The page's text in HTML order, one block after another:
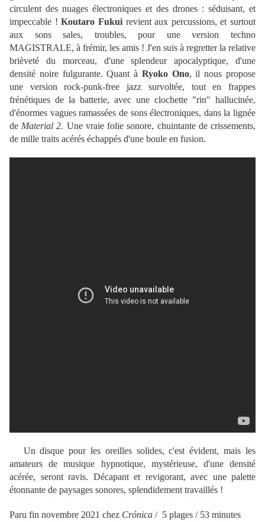
circulent des nuages électroniques et des drones : séduisant, et
impeccable !Koutaro Fukuirevient aux percussions, et surtout
aux sons sales, troubles, pour une version techno
MAGISTRALE, à frémir, les amis ! J'en suis à regretter la relative
brièveté du morceau, d'une splendeur apocalyptique, d'une
densité noire fulgurante. Quant à Ryoko Ono, il nous propose
une version rock-punk-free jazz survoltée, tout en frappes
frénétiques de la batterie, avec une clochette "rin" hallucinée,
d'énormes vagues ramassées de sons électroniques, dans la lignée
de Material 2. Une vraie folie sonore, chuintante de crissements,
de mille traits acérés échappés d'une boule en fusion.
Un disque pour les oreilles solides, c'est évident, mais les
amateurs de musique hypnotique, mystérieuse, d'une densité
acérée, seront ravis. Décapant et revigorant, avec une palette
étonnante de paysages sonores, splendidement travaillés !
Paru fin novembre 2021 chez Crónica / 5 plages / 53 minutes